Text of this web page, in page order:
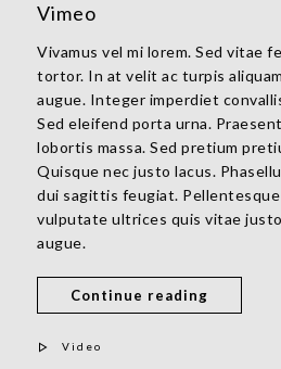
Vimeo
Vivamus vel mi lorem. Sed vitae
tortor. In at velit ac turpis
augue. Integer imperdiet
Sed eleifend porta urna.
lobortis massa. Sed pretium
Quisque nec justo lacus.
dui sagittis feugiat. Pellentesque
vulputate ultrices quis vitae
augue.
Continue reading
Video